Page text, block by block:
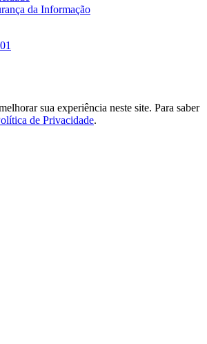
da Informação
sua experiência neste site. Para saber
de Privacidade.